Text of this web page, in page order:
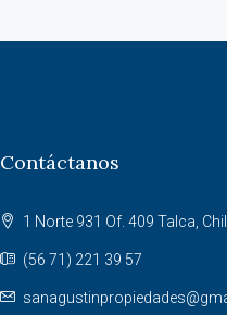
Contáctanos
1 Norte 931 Of. 409 Talca,
(56 71) 221 39 57